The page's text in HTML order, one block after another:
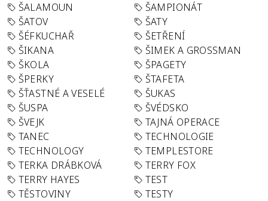
ŠALAMOUN
ŠAMPIONÁT
ŠATOV
ŠATY
ŠÉFKUCHAŘ
ŠETŘENÍ
ŠIKANA
ŠIMEK A GROSSMAN
ŠKOLA
ŠPAGETY
ŠPERKY
ŠTAFETA
ŠŤASTNÉ A VESELÉ
ŠUKAS
ŠUSPA
ŠVÉDSKO
ŠVEJK
TAJNÁ OPERACE
TANEC
TECHNOLOGIE
TECHNOLOGY
TEMPLESTORE
TERKA DRÁBKOVÁ
TERRY FOX
TERRY HAYES
TEST
TĚSTOVINY
TESTY